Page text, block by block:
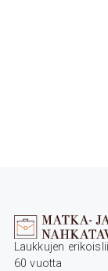
Laukkujen
60 vuotta